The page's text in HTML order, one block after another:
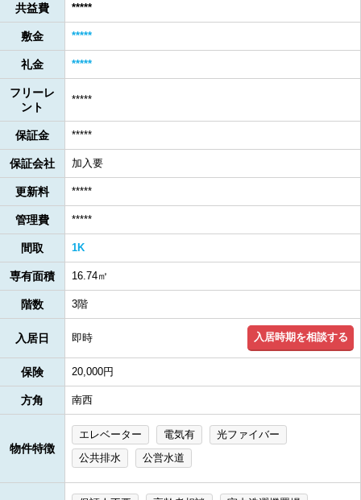
共益費 *****
敷金 *****
礼金 *****
フリーレ
ント
*****
保証金 *****
保証会社 加入要
更新料 *****
管理費 *****
間取 1K
専有面積 16.74㎡
階数 3階
入居日 即時 入居時期を相談する
保険 20,000円
方角 南西
物件特徴
エレベーター 電気有
光ファイバー
公共排水
公営水道